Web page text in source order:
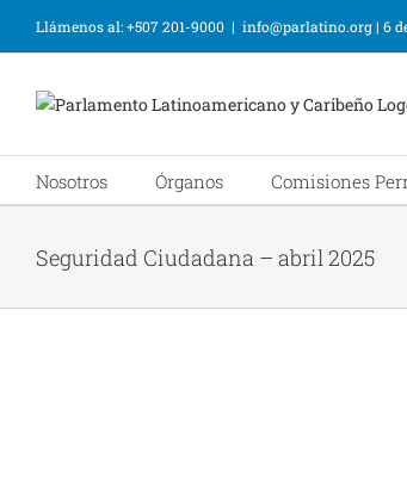
Llámenos al: +507 201-9000 | info@parlatino.org| 6
Nosotros Órganos Comisiones
Seguridad Ciudadana – abril 2025